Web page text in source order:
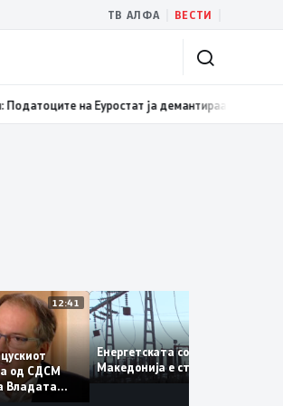
ТВ АЛФА ВЕСТИ
терапија, надлежните бараат решение да
12:41
сега од СДСМ
Владата
Енергетската состојба во
Македонија е стабилна